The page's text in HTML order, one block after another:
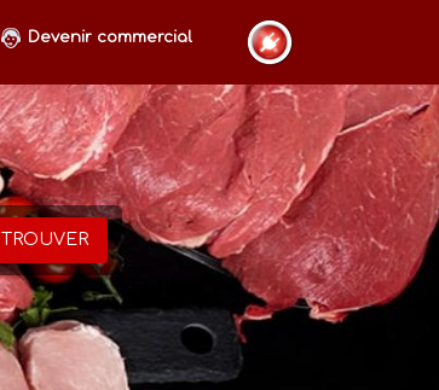
Devenir commercial
TROUVER